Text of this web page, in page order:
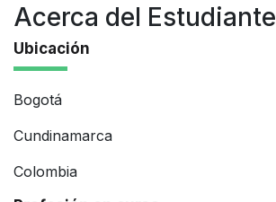
Acerca del Estudiante
Ubicación
Bogotá
Cundinamarca
Colombia